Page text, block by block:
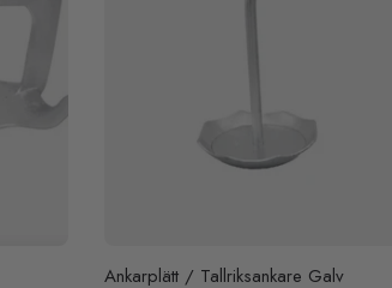
Ankarplätt / Tallriksankare Galv